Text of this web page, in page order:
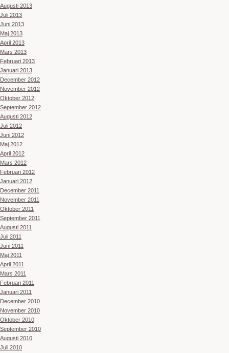
Augusti 2013
Juli 2013
Juni 2013
Maj 2013
April 2013
Mars 2013
Februari 2013
Januari 2013
December 2012
November 2012
Oktober 2012
September 2012
Augusti 2012
Juli 2012
Juni 2012
Maj 2012
April 2012
Mars 2012
Februari 2012
Januari 2012
December 2011
November 2011
Oktober 2011
September 2011
Augusti 2011
Juli 2011
Juni 2011
Maj 2011
April 2011
Mars 2011
Februari 2011
Januari 2011
December 2010
November 2010
Oktober 2010
September 2010
Augusti 2010
Juli 2010